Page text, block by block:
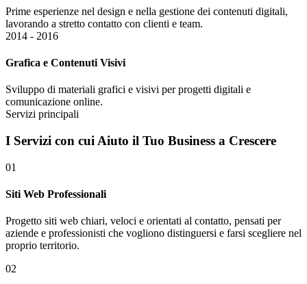
Prime esperienze nel design e nella gestione dei contenuti digitali,
lavorando a stretto contatto con clienti e team.
2014 - 2016
Grafica e Contenuti Visivi
Sviluppo di materiali grafici e visivi per progetti digitali e
comunicazione online.
Servizi principali
I Servizi con cui Aiuto il Tuo Business a Crescere
01
Siti Web Professionali
Progetto siti web chiari, veloci e orientati al contatto, pensati per
aziende e professionisti che vogliono distinguersi e farsi scegliere nel
proprio territorio.
02